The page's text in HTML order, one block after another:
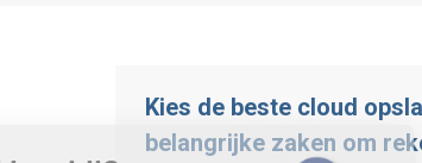
Kies de beste cloud
belangrijke zaken om